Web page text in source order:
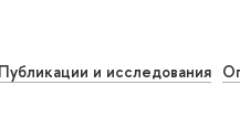
Публикации и исследования